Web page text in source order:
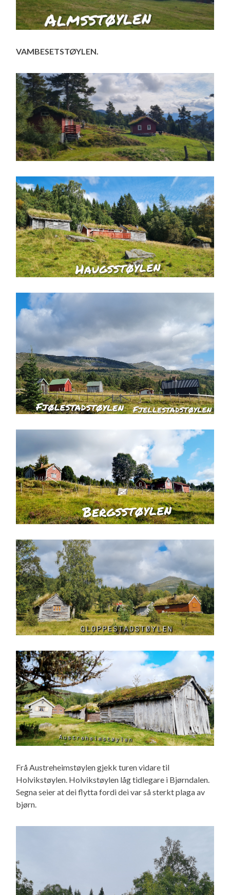
VAMBESETSTØYLEN.
Frå Austreheimstøylen gjekk turen vidare til
Holvikstøylen. Holvikstøylen låg tidlegare i Bjørndalen.
Segna seier at dei flytta fordi dei var så sterkt plaga av
bjørn.